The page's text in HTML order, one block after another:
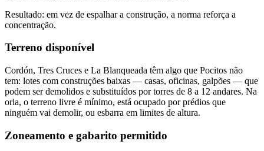
Resultado: em vez de espalhar a construção, a norma reforça a
concentração.
Terreno disponível
Cordón, Tres Cruces e La Blanqueada têm algo que Pocitos não
tem: lotes com construções baixas — casas, oficinas, galpões — que
podem ser demolidos e substituídos por torres de 8 a 12 andares. Na
orla, o terreno livre é mínimo, está ocupado por prédios que
ninguém vai demolir, ou esbarra em limites de altura.
Zoneamento e gabarito permitido